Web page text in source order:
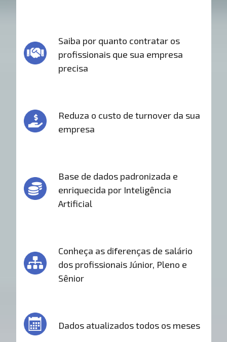
Saiba por quanto contratar os
profissionais que sua empresa
precisa
Reduza o custo de turnover da sua
empresa
Base de dados padronizada e
enriquecida por Inteligência
Artificial
Conheça as diferenças de salário
dos profissionais Júnior, Pleno e
Sênior
Dados atualizados todos os meses